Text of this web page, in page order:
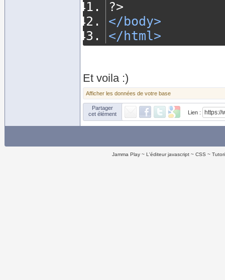
?>
</body>
</html>
Et voila :)
Afficher les données de votre base
Partager
cet élément
Lien :
Jamma Play L'éditeur javascript CSS